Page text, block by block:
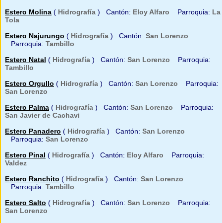
Estero Molina ( Hidrografía ) Cantón: Eloy Alfaro Parroquia: La
Tola
Estero Najurungo ( Hidrografía ) Cantón: San Lorenzo
Parroquia: Tambillo
Estero Natal ( Hidrografía ) Cantón: San Lorenzo Parroquia:
Tambillo
Estero Orgullo ( Hidrografía ) Cantón: San Lorenzo Parroquia:
San Lorenzo
Estero Palma ( Hidrografía ) Cantón: San Lorenzo Parroquia:
San Javier de Cachavi
Estero Panadero ( Hidrografía ) Cantón: San Lorenzo
Parroquia: San Lorenzo
Estero Pinal ( Hidrografía ) Cantón: Eloy Alfaro Parroquia:
Valdez
Estero Ranchito ( Hidrografía ) Cantón: San Lorenzo
Parroquia: Tambillo
Estero Salto ( Hidrografía ) Cantón: San Lorenzo Parroquia:
San Lorenzo